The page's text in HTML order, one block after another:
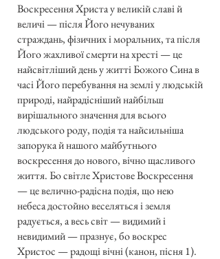
Воскресення Христа у великій славі й
величі — після Його нечуваних
страждань, фізичних і моральних, та після
Його жахливої смерти на хресті — це
найсвітліший день у житті Божого Сина в
часі Його перебування на землі у людській
природі, найрадісніший найбільш
вирішального значення для всього
людського роду, подія та найсильніша
запорука й нашого майбутнього
воскресення до нового, вічно щасливого
життя. Бо світле Христове Воскресення
— це велично-радісна подія, що нею
небеса достойно веселяться і земля
радується, а весь світ — видимий і
невидимий — празнує, бо воскрес
Христос — радощі вічні (канон, пісня 1).